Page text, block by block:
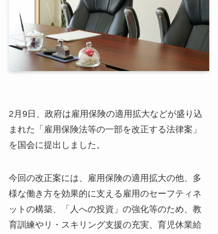
2月9日、政府は雇用保険の適用拡大などが盛り込
まれた「雇用保険法等の一部を改正する法律案」
を国会に提出しました。
今回の改正案には、雇用保険の適用拡大の他、多
様な働き方を効果的に支える雇用のセーフティネ
ットの構築、「人への投資」の強化等のため、教
育訓練やリ・スキリング支援の充実、育児休業給